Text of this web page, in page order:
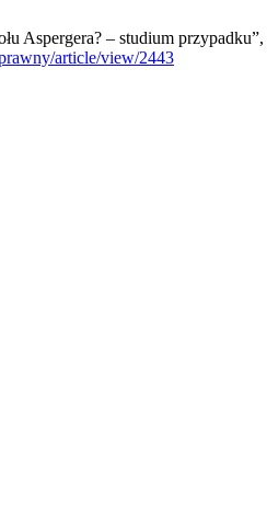
Aspergera? – studium przypadku”,
article/view/2443